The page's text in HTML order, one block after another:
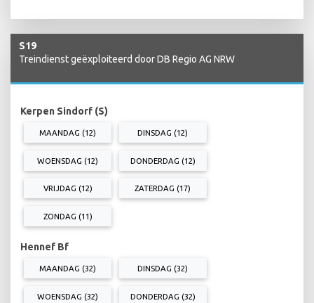
S19
Treindienst geëxploiteerd door DB Regio AG NRW
Kerpen Sindorf (S)
MAANDAG (12) DINSDAG (12)
WOENSDAG (12) DONDERDAG (12)
VRIJDAG (12) ZATERDAG (17)
ZONDAG (11)
Hennef Bf
MAANDAG (32) DINSDAG (32)
WOENSDAG (32) DONDERDAG (32)